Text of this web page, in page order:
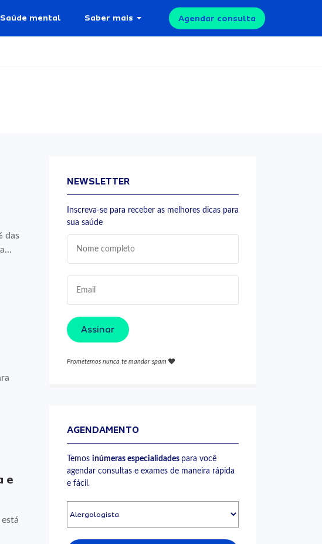
Saúde mental Saber mais Agendar consulta
das
e
NEWSLETTER
Inscreva-se para receber as melhores dicas para
sua saúde
Assinar
Prometemos nunca te mandar spam
AGENDAMENTO
Temos inúmeras especialidades para você
agendar consultas e exames de maneira rápida
e fácil.